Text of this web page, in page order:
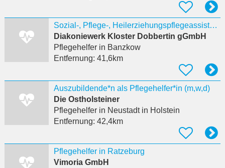
Sozial-, Pflege-, Heilerziehungspflegeassistent (m/w/d) in der Eingliederungshilfe
Diakoniewerk Kloster Dobbertin gGmbH
Pflegehelferin Banzkow
Entfernung: 41,6km
Auszubildende*n als Pflegehelfer*in (m,w,d)
Die Ostholsteiner
Pflegehelferin Neustadt in Holstein
Entfernung: 42,4km
Pflegehelfer in Ratzeburg
Vimoria GmbH